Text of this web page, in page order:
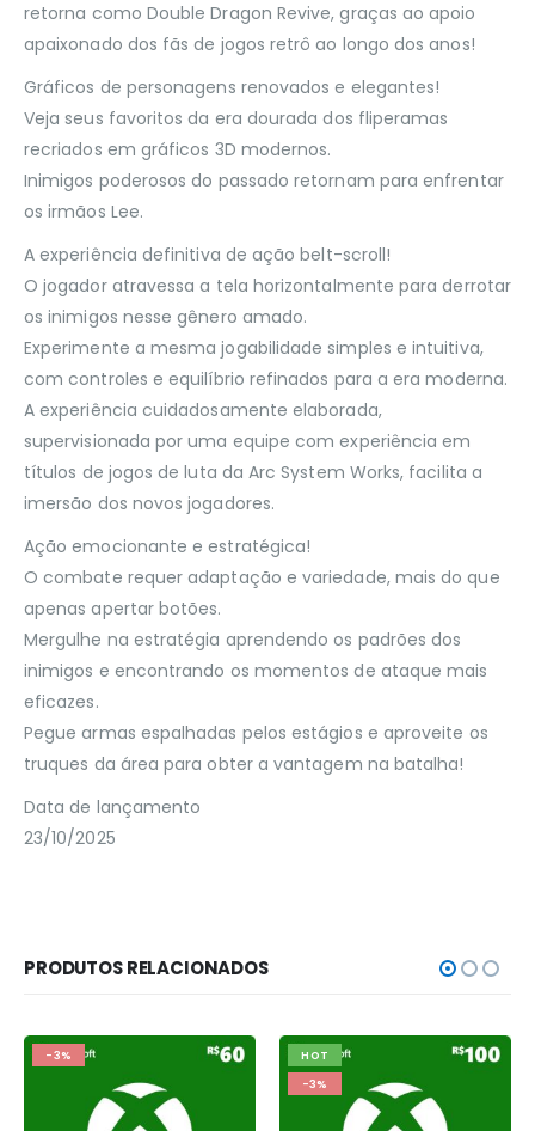
retorna como Double Dragon Revive, graças ao apoio
apaixonado dos fãs de jogos retrô ao longo dos anos!
Gráficos de personagens renovados e elegantes!
Veja seus favoritos da era dourada dos fliperamas
recriados em gráficos 3D modernos.
Inimigos poderosos do passado retornam para enfrentar
os irmãos Lee.
A experiência definitiva de ação belt-scroll!
O jogador atravessa a tela horizontalmente para derrotar
os inimigos nesse gênero amado.
Experimente a mesma jogabilidade simples e intuitiva,
com controles e equilíbrio refinados para a era moderna.
A experiência cuidadosamente elaborada,
supervisionada por uma equipe com experiência em
títulos de jogos de luta da Arc System Works, facilita a
imersão dos novos jogadores.
Ação emocionante e estratégica!
O combate requer adaptação e variedade, mais do que
apenas apertar botões.
Mergulhe na estratégia aprendendo os padrões dos
inimigos e encontrando os momentos de ataque mais
eficazes.
Pegue armas espalhadas pelos estágios e aproveite os
truques da área para obter a vantagem na batalha!
Data de lançamento
23/10/2025
PRODUTOS RELACIONADOS
-3%
HOT
-3%